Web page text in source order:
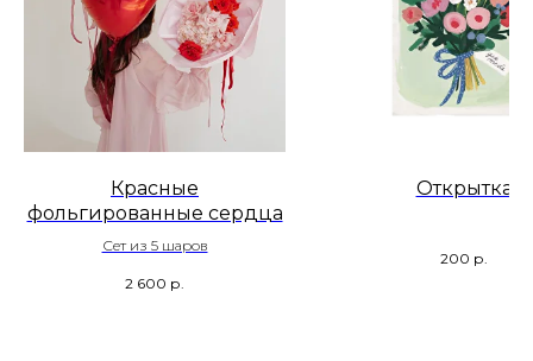
Красные
фольгированные сердца
Сет из 5 шаров
2 600 р.
Открытка
200 р.